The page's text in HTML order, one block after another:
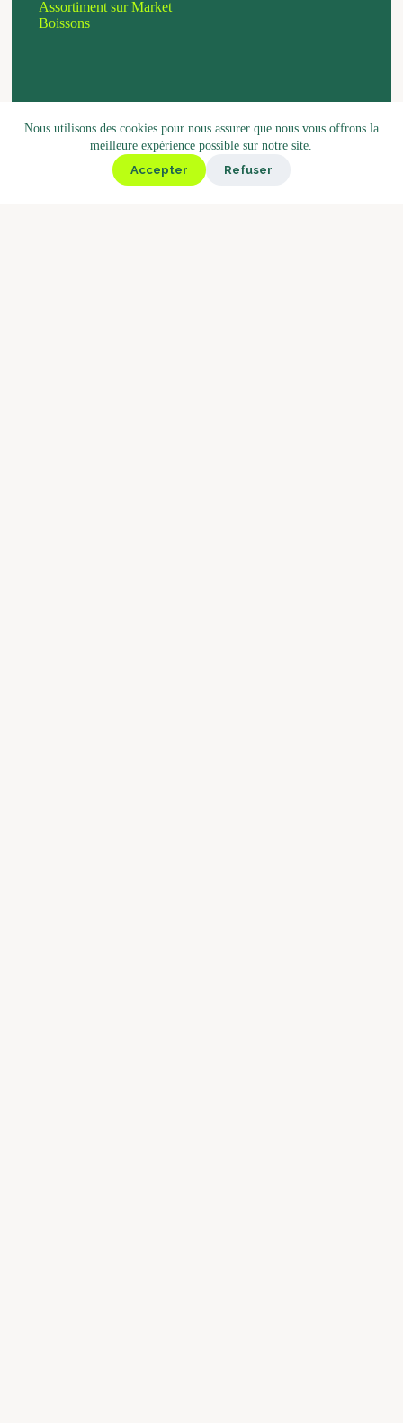
Nous utilisons des cookies pour nous assurer que nous vous offrons la
meilleure expérience possible sur notre site.
Accepter
Refuser
Assortiment sur Market
Boissons